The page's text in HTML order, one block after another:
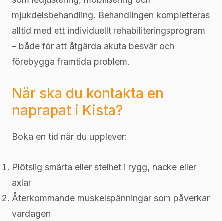
mjukdelsbehandling. Behandlingen kompletteras
alltid med ett individuellt rehabiliteringsprogram
– både för att åtgärda akuta besvär och
förebygga framtida problem.
När ska du kontakta en
naprapat i Kista?
Boka en tid när du upplever:
Plötslig smärta eller stelhet i rygg, nacke eller
axlar
Återkommande muskelspänningar som påverkar
vardagen